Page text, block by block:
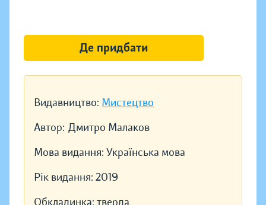
Видавництво: Мистецтво
Автор: Дмитро Малаков
Мова видання: Українська мова
Рік видання: 2019
Обкладинка: тверда
Де придбати